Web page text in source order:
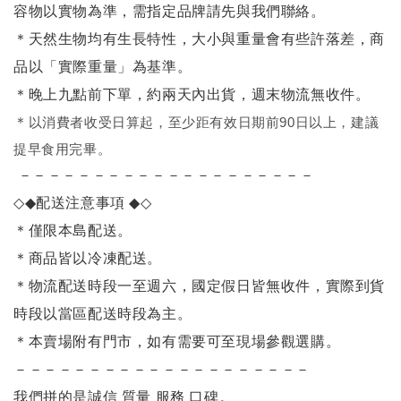
容物以實物為準，需指定品牌請先與我們聯絡。
＊天然生物均有生長特性，大小與重量會有些許落差，商
品以「實際重量」為基準。
＊晚上九點前下單，約兩天內出貨，週末物流無收件。
＊ 以消費者收受日算起，至少距有效日期前90日以上，建議
提早食用完畢。
－－－－－－－－－－－－－－－－－－－－
◇◆配送注意事項◆◇
＊僅限本島配送。
＊商品皆以冷凍配送。
＊物流配送時段一至週六，國定假日皆無收件，實際到貨
時段以當區配送時段為主。
＊本賣場附有門市，如有需要可至現場參觀選購。
－－－－－－－－－－－－－－－－－－－－
我們拼的是誠信 質量 服務 口碑。